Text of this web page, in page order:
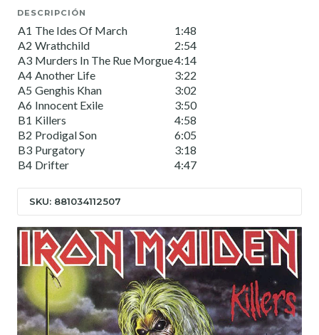
DESCRIPCIÓN
A1 The Ides Of March
1:48
A2 Wrathchild
2:54
A3 Murders In The Rue Morgue4:14
A4 Another Life
3:22
A5 Genghis Khan
3:02
A6 Innocent Exile
3:50
B1 Killers
4:58
B2 Prodigal Son
6:05
B3 Purgatory
3:18
B4 Drifter 4:47
SKU: 881034112507